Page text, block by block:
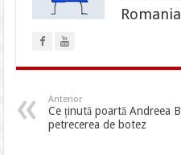
Anterior
Ce ținută poartă Andreea
petrecerea de botez